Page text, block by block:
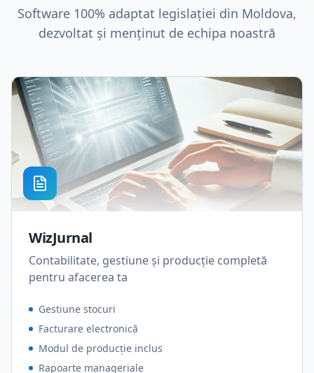
Software 100% adaptat legislației din Moldova,
dezvoltat și menținut de echipa noastră
WizJurnal
Contabilitate, gestiune și producție completă
pentru afacerea ta
Gestiune stocuri
Facturare electronică
Modul de producție inclus
Rapoarte manageriale